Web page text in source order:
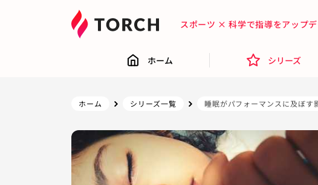
スポーツ × 科学で指導をアップ
ホーム シリーズ一覧 睡眠がパフォーマンスに及ぼす
ホーム シリーズ